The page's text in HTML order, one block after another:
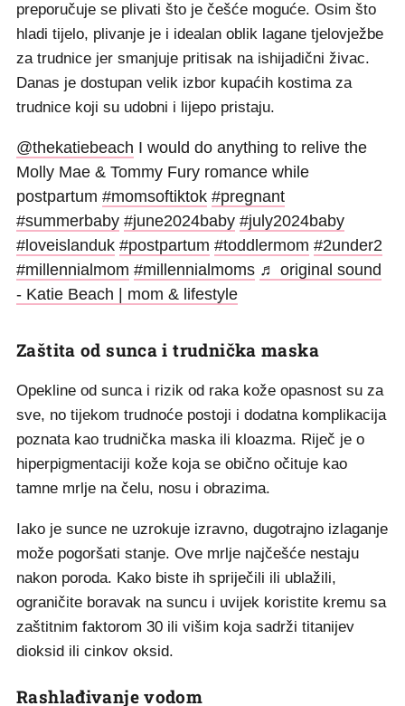
preporučuje se plivati što je češće moguće. Osim što
hladi tijelo, plivanje je i idealan oblik lagane tjelovježbe
za trudnice jer smanjuje pritisak na ishijadični živac.
Danas je dostupan velik izbor kupaćih kostima za
trudnice koji su udobni i lijepo pristaju.
@thekatiebeach I would do anything to relive the
Molly Mae & Tommy Fury romance while
postpartum #momsoftiktok #pregnant
#summerbaby #june2024baby #july2024baby
#loveislanduk #postpartum #toddlermom #2under2
#millennialmom #millennialmoms ♬ original sound
- Katie Beach | mom & lifestyle
Zaštita od sunca i trudnička maska
Opekline od sunca i rizik od raka kože opasnost su za
sve, no tijekom trudnoće postoji i dodatna komplikacija
poznata kao trudnička maska ili kloazma. Riječ je o
hiperpigmentaciji kože koja se obično očituje kao
tamne mrlje na čelu, nosu i obrazima.
Iako je sunce ne uzrokuje izravno, dugotrajno izlaganje
može pogoršati stanje. Ove mrlje najčešće nestaju
nakon poroda. Kako biste ih spriječili ili ublažili,
ograničite boravak na suncu i uvijek koristite kremu sa
zaštitnim faktorom 30 ili višim koja sadrži titanijev
dioksid ili cinkov oksid.
Rashlađivanje vodom